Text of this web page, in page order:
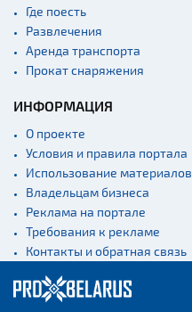
Где поесть
Развлечения
Аренда транспорта
Прокат снаряжения
ИНФОРМАЦИЯ
О проекте
Условия и правила портала
Использование материалов
Владельцам бизнеса
Реклама на портале
Требования к рекламе
Контакты и обратная связь